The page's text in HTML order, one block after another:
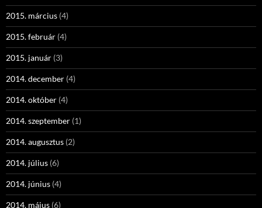
2015. március (4)
2015. február (4)
2015. január (3)
2014. december (4)
2014. október (4)
2014. szeptember (1)
2014. augusztus (2)
2014. július (6)
2014. június (4)
2014. május (6)